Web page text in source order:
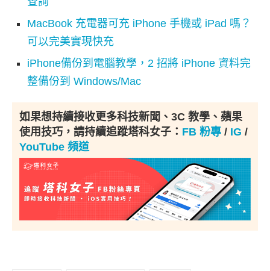
MacBook 充電器可充 iPhone 手機或 iPad 嗎？
可以完美實現快充
iPhone備份到電腦教學，2 招將 iPhone 資料完
整備份到 Windows/Mac
如果想持續接收更多科技新聞、3C 教學、蘋果
使用技巧，請持續追蹤塔科女子： FB 粉專 / IG /
YouTube 頻道